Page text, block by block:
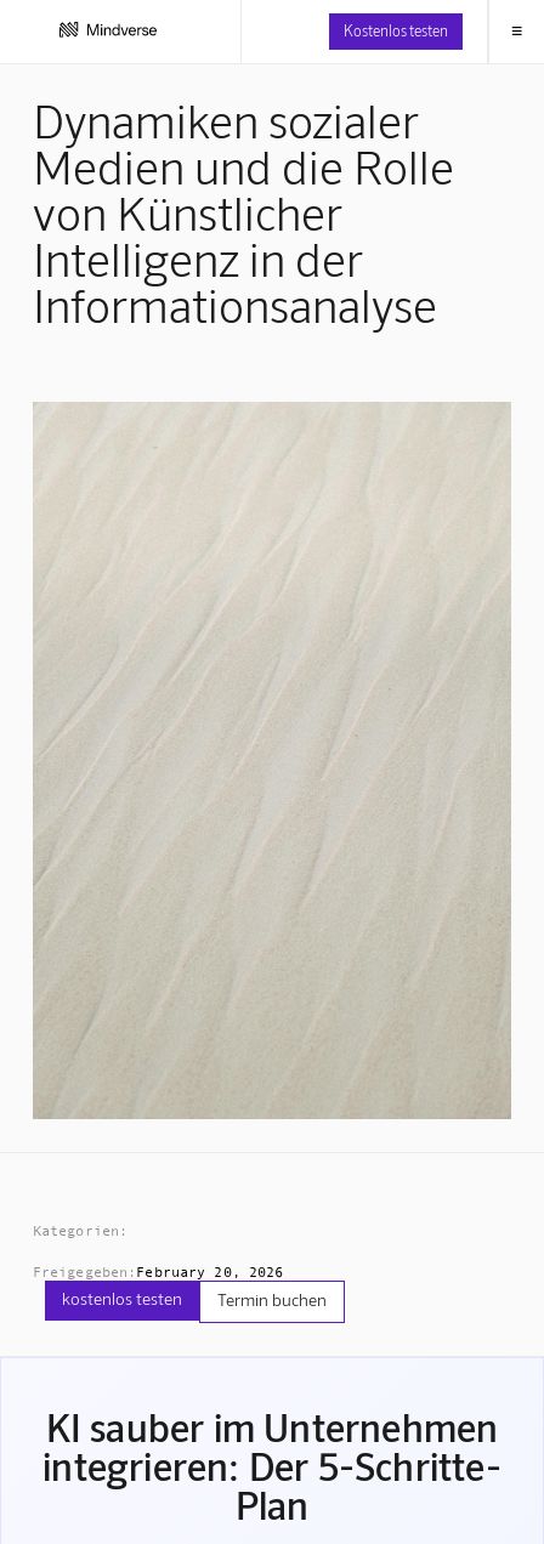
Kostenlos testen ≡
Dynamiken sozialer
Medien und die Rolle
von Künstlicher
Intelligenz in der
Informationsanalyse
Kategorien:
Freigegeben: February 20, 2026
kostenlos testen Termin buchen
KI sauber im Unternehmen
integrieren: Der 5-Schritte-
Plan